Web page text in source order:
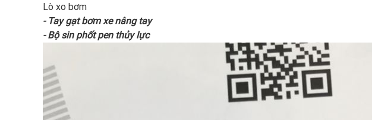
Lò xo bơm
- Tay gạt bơm xe nâng tay
- Bộ sin phốt pen thủy lực